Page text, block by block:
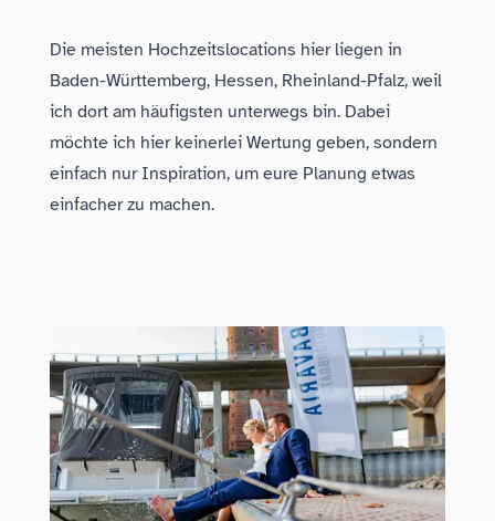
Die meisten Hochzeitslocations hier liegen in
Baden-Württemberg, Hessen, Rheinland-Pfalz, weil
ich dort am häufigsten unterwegs bin. Dabei
möchte ich hier keinerlei Wertung geben, sondern
einfach nur Inspiration, um eure Planung etwas
einfacher zu machen.